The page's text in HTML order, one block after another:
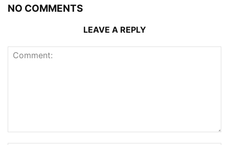
NO COMMENTS
LEAVE A REPLY